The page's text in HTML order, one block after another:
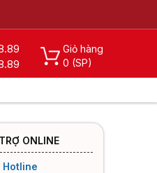
Giỏ hàng
0 (SP)
ONLINE
Hotline